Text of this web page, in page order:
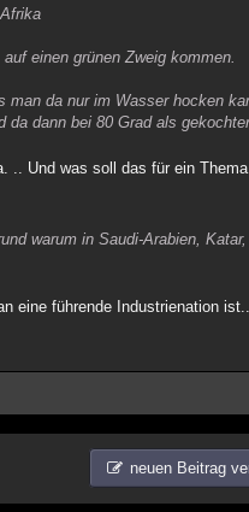
einen grünen Zweig kommen.
man da nur im Wasser hocken
da dann bei 80 Grad als
.. Und was soll das für ein
warum in Saudi-Arabien,
eine führende Industrienation
neuen Beitrag